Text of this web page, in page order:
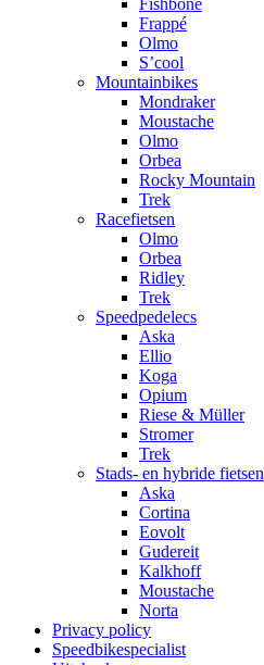
Fishbone
Frappé
Olmo
S’cool
Mountainbikes
Mondraker
Moustache
Olmo
Orbea
Rocky Mountain
Trek
Racefietsen
Olmo
Orbea
Ridley
Trek
Speedpedelecs
Aska
Ellio
Koga
Opium
Riese & Müller
Stromer
Trek
Stads- en hybride fietsen
Aska
Cortina
Eovolt
Gudereit
Kalkhoff
Moustache
Norta
Privacy policy
Speedbikespecialist